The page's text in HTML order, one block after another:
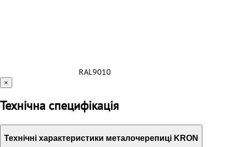
RAL9010
×
Технічна специфікація
Технічні характеристики металочерепиці KRON